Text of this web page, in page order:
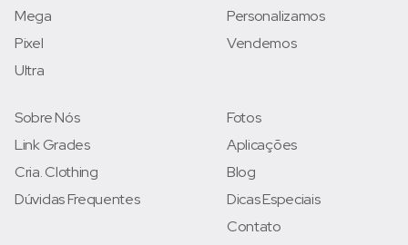
Mega
Pixel
Ultra
Personalizamos
Vendemos
Sobre Nós
Link Grades
Cria. Clothing
Dúvidas Frequentes
Fotos
Aplicações
Blog
Dicas Especiais
Contato